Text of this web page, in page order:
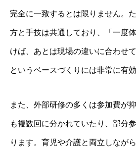
完全に一致するとは限りません。
方と手技は共通しており、「一度
けば、あとは現場の違いに合わせ
というベースづくりには非常に有効
また、外部研修の多くは参加費が
も複数回に分かれていたり、部分
ります。育児や介護と両立しなが